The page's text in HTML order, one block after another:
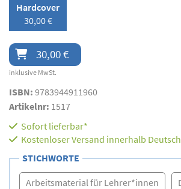
Hardcover
30,00 €
30,00 €
inklusive MwSt.
ISBN: 9783944911960
Artikelnr: 1517
Sofort lieferbar*
Kostenloser Versand innerhalb
STICHWORTE
Arbeitsmaterial für Lehrer*innen